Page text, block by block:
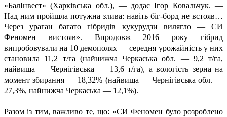
«БалІнвест» (Харківська обл.), — додає Ігор Ковальчук. —
Над ним пройшла потужна злива: навіть біг-борд не встояв…
Через ураган багато гібридів кукурудзи вилягло — СИ
Феномен вистояв». Впродовж 2016 року гібрид
випробовували на 10 демополях — середня урожайність у них
становила 11,2 т/га (найнижча Черкаська обл. — 9,2 т/га,
найвища — Чернігівська — 13,6 т/га), а вологість зерна на
момент збирання — 18,32% (найвища — Чернігівська обл. —
27,3%, найнижча Черкаська — 12,1%).
Разом із тим, важливо те, що: «СИ Феномен було розроблено